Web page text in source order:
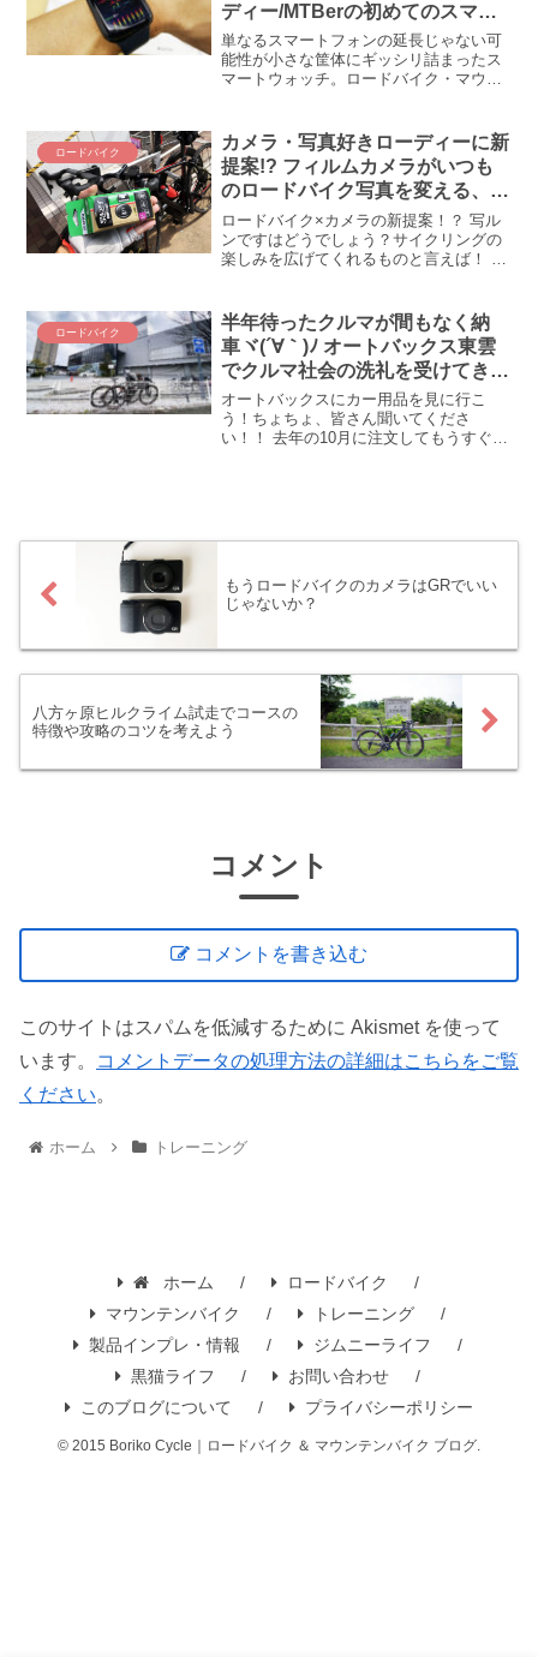
ディー/MTBerの初めてのスマー
トウォッチ選び最終章
単なるスマートフォンの延長じゃない可
能性が小さな筐体にギッシリ詰まったス
マートウォッチ。ロードバイク・マウン
AppleWatch Series 7の現物を手に取って
比べてみた結果、選ばれたのはこのスマ
ートウォッチでした！ ローディー/MTBer
の初めてのスマートウォッチ選び最終章
を綴ります。
ロードバイク
カメラ・写真好きローディーに新
提案!? フィルムカメラがいつも
のロードバイク写真を変える、か
もしれない(-_-;)
ロードバイク×カメラの新提案！？ 写ル
ンですはどうでしょう？サイクリングの
楽しみを広げてくれるものと言えば！ カ
憶と記録に残したくなるのが人情ではあ
りませんか？ ...
ロードバイク
半年待ったクルマが間もなく納
車ヾ(´∀｀)ﾉ オートバックス東雲
でクルマ社会の洗礼を受けてき
た！
オートバックスにカー用品を見に行こ
う！ちょちょ、皆さん聞いてくださ
い！！ 去年の10月に注文してもうすぐ半
もうロードバイクのカメラはGRでいい
じゃないか？
八方ヶ原ヒルクライム試走でコースの
特徴や攻略のコツを考えよう
コメント
コメントを書き込む
このサイトはスパムを低減するために Akismet を使って
います。
コメントデータの処理方法の詳細はこちらをご覧
ください。
ホーム トレーニング
ホーム
ロードバイク
マウンテンバイク
トレーニング
製品インプレ・情報
ジムニーライフ
黒猫ライフ
お問い合わせ
このブログについて
プライバシーポリシー
© 2015 Boriko Cycle｜ロードバイク ＆ マウンテンバイク ブログ.